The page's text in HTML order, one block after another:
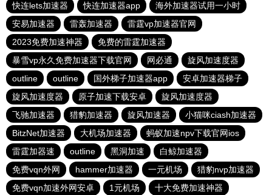
快连lets加速器
快连加速器app
海外加速器试用一小时
安易加速器
雷轰加速器
雷霆vp加速器官网
2023免费加速神器
免费的雷霆加速器
暴雪vp永久免费加速器下载官网
网必通
旋风加速度器
outline
outline 国外梯子加速器app
安卓加速器梯子
旋风加速度器
原子加速下载安卓
旋风加速度器
飞驰加速器
猎豹加速器 旋风加速器
小猫咪ciash加速器
BitzNet加速器
大机场加速器
蚂蚁加速npv下载官网ios
雷霆加器速
outline 黑洞加速
白鲸加速器
免费vqn外网
hammer加速器 一元机场
猎豹nvp加速器
免费vqn加速外网安卓
1元机场 十大免费加速神器